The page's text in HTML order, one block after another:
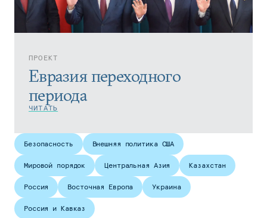
ПРОЕКТ
Евразия переходного
периода
ЧИТАТЬ
Безопасность Внешняя политика США
Мировой порядок Центральная Азия Казахстан
Россия Восточная Европа Украина
Россия и Кавказ